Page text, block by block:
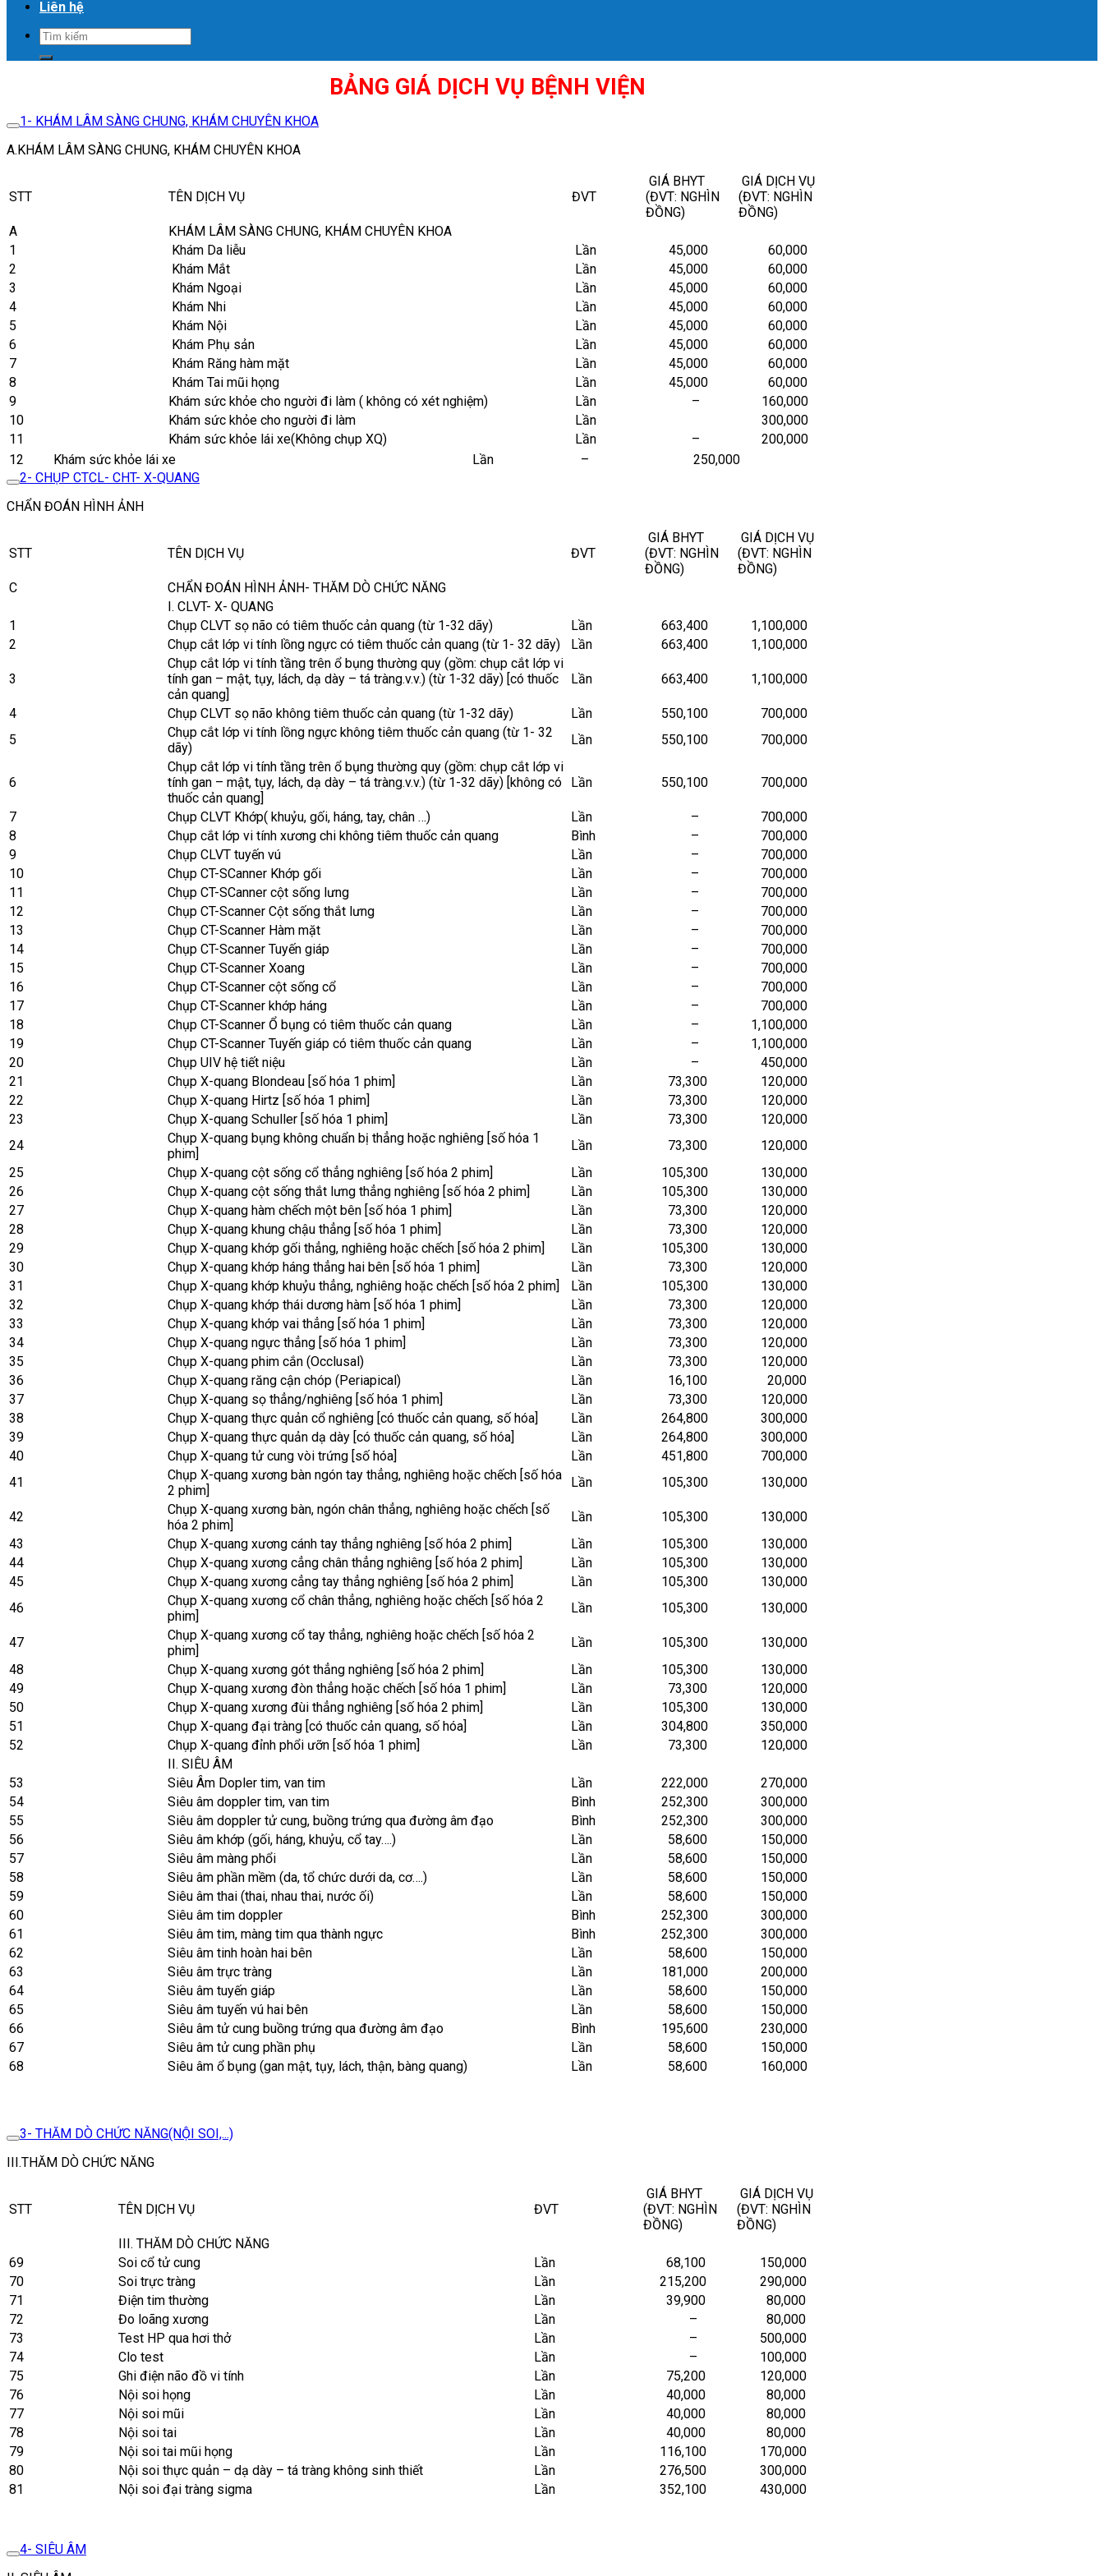
Liên hệ
BẢNG GIÁ DỊCH VỤ BỆNH VIỆN
1- KHÁM LÂM SÀNG CHUNG, KHÁM CHUYÊN KHOA
A.KHÁM LÂM SÀNG CHUNG, KHÁM CHUYÊN KHOA
STT TÊN DỊCH VỤ ĐVT
GIÁ BHYT
(ĐVT: NGHÌN
ĐỒNG)
GIÁ DỊCH VỤ
(ĐVT: NGHÌN
ĐỒNG)
A
KHÁM LÂM SÀNG CHUNG, KHÁM CHUYÊN KHOA
1
Khám Da liễu Lần 45,000
60,000
2
Khám Mắt Lần 45,000
60,000
3
Khám Ngoại Lần 45,000
60,000
4
Khám Nhi Lần 45,000
60,000
5
Khám Nội Lần 45,000
60,000
6
Khám Phụ sản Lần 45,000
60,000
7
Khám Răng hàm mặt Lần 45,000
60,000
8
Khám Tai mũi họng Lần 45,000
60,000
9
Khám sức khỏe cho người đi làm ( không có xét nghiệm) Lần –
160,000
10
Khám sức khỏe cho người đi làm Lần
300,000
11
Khám sức khỏe lái xe(Không chụp XQ) Lần –
200,000
12
Khám sức khỏe lái xe Lần –
250,000
2- CHỤP CTCL- CHT- X-QUANG
CHẨN ĐOÁN HÌNH ẢNH
STT TÊN DỊCH VỤ ĐVT
GIÁ BHYT
(ĐVT: NGHÌN
ĐỒNG)
GIÁ DỊCH VỤ
(ĐVT: NGHÌN
ĐỒNG)
C
CHẨN ĐOÁN HÌNH ẢNH- THĂM DÒ CHỨC NĂNG
I. CLVT- X- QUANG
1
Chụp CLVT sọ não có tiêm thuốc cản quang (từ 1-32 dãy) Lần 663,400
1,100,000
2
Chụp cắt lớp vi tính lồng ngực có tiêm thuốc cản quang (từ 1- 32 dãy) Lần 663,400 1,100,000
3
Chụp cắt lớp vi tính tầng trên ổ bụng thường quy (gồm: chụp cắt lớp vi
tính gan – mật, tụy, lách, dạ dày – tá tràng.v.v.) (từ 1-32 dãy) [có thuốc
cản quang]
Lần 663,400 1,100,000
4 Chụp CLVT sọ não không tiêm thuốc cản quang (từ 1-32 dãy) Lần 550,100
700,000
5
Chụp cắt lớp vi tính lồng ngực không tiêm thuốc cản quang (từ 1- 32
dãy)
Lần 550,100 700,000
6
Chụp cắt lớp vi tính tầng trên ổ bụng thường quy (gồm: chụp cắt lớp vi
tính gan – mật, tụy, lách, dạ dày – tá tràng.v.v.) (từ 1-32 dãy) [không có
thuốc cản quang]
Lần 550,100 700,000
7 Chụp CLVT Khớp( khuỷu, gối, háng, tay, chân …) Lần –
700,000
8
Chụp cắt lớp vi tính xương chi không tiêm thuốc cản quang Bình –
700,000
9
Chụp CLVT tuyến vú Lần –
700,000
10
Chụp CT-SCanner Khớp gối Lần –
700,000
11
Chụp CT-SCanner cột sống lưng Lần –
700,000
12
Chụp CT-Scanner Cột sống thắt lưng Lần –
700,000
13
Chụp CT-Scanner Hàm mặt Lần –
700,000
14
Chụp CT-Scanner Tuyến giáp Lần –
700,000
15
Chụp CT-Scanner Xoang Lần –
700,000
16
Chụp CT-Scanner cột sống cổ Lần –
700,000
17
Chụp CT-Scanner khớp háng Lần –
700,000
18
Chụp CT-Scanner Ổ bụng có tiêm thuốc cản quang Lần –
1,100,000
19
Chụp CT-Scanner Tuyến giáp có tiêm thuốc cản quang Lần –
1,100,000
20
Chụp UIV hệ tiết niệu Lần –
450,000
21
Chụp X-quang Blondeau [số hóa 1 phim] Lần 73,300
120,000
22
Chụp X-quang Hirtz [số hóa 1 phim] Lần 73,300
120,000
23
Chụp X-quang Schuller [số hóa 1 phim] Lần 73,300
120,000
24
Chụp X-quang bụng không chuẩn bị thẳng hoặc nghiêng [số hóa 1
phim]
Lần 73,300
120,000
25
Chụp X-quang cột sống cổ thẳng nghiêng [số hóa 2 phim] Lần 105,300
130,000
26
Chụp X-quang cột sống thắt lưng thẳng nghiêng [số hóa 2 phim] Lần 105,300
130,000
27
Chụp X-quang hàm chếch một bên [số hóa 1 phim] Lần 73,300
120,000
28
Chụp X-quang khung chậu thẳng [số hóa 1 phim] Lần 73,300
120,000
29
Chụp X-quang khớp gối thẳng, nghiêng hoặc chếch [số hóa 2 phim] Lần 105,300
130,000
30
Chụp X-quang khớp háng thẳng hai bên [số hóa 1 phim] Lần 73,300
120,000
31
Chụp X-quang khớp khuỷu thẳng, nghiêng hoặc chếch [số hóa 2 phim] Lần 105,300
130,000
32
Chụp X-quang khớp thái dương hàm [số hóa 1 phim] Lần 73,300
120,000
33
Chụp X-quang khớp vai thẳng [số hóa 1 phim] Lần 73,300
120,000
34
Chụp X-quang ngực thẳng [số hóa 1 phim] Lần 73,300
120,000
35
Chụp X-quang phim cắn (Occlusal) Lần 73,300
120,000
36
Chụp X-quang răng cận chóp (Periapical) Lần 16,100
20,000
37
Chụp X-quang sọ thẳng/nghiêng [số hóa 1 phim] Lần 73,300
120,000
38
Chụp X-quang thực quản cổ nghiêng [có thuốc cản quang, số hóa] Lần 264,800
300,000
39
Chụp X-quang thực quản dạ dày [có thuốc cản quang, số hóa] Lần 264,800
300,000
40
Chụp X-quang tử cung vòi trứng [số hóa] Lần 451,800
700,000
41
Chụp X-quang xương bàn ngón tay thẳng, nghiêng hoặc chếch [số hóa
2 phim]
Lần 105,300 130,000
42
Chụp X-quang xương bàn, ngón chân thẳng, nghiêng hoặc chếch [số
hóa 2 phim]
Lần 105,300
130,000
43
Chụp X-quang xương cánh tay thẳng nghiêng [số hóa 2 phim] Lần 105,300
130,000
44
Chụp X-quang xương cẳng chân thẳng nghiêng [số hóa 2 phim] Lần 105,300
130,000
45
Chụp X-quang xương cẳng tay thẳng nghiêng [số hóa 2 phim] Lần 105,300
130,000
46
Chụp X-quang xương cổ chân thẳng, nghiêng hoặc chếch [số hóa 2
phim]
Lần 105,300 130,000
47
Chụp X-quang xương cổ tay thẳng, nghiêng hoặc chếch [số hóa 2
phim]
Lần 105,300
130,000
48
Chụp X-quang xương gót thẳng nghiêng [số hóa 2 phim] Lần 105,300
130,000
49
Chụp X-quang xương đòn thẳng hoặc chếch [số hóa 1 phim] Lần 73,300
120,000
50
Chụp X-quang xương đùi thẳng nghiêng [số hóa 2 phim] Lần 105,300
130,000
51
Chụp X-quang đại tràng [có thuốc cản quang, số hóa] Lần 304,800
350,000
52
Chụp X-quang đỉnh phổi ưỡn [số hóa 1 phim] Lần 73,300
120,000
II. SIÊU ÂM
53
Siêu Âm Dopler tim, van tim Lần 222,000
270,000
54
Siêu âm doppler tim, van tim Bình 252,300
300,000
55
Siêu âm doppler tử cung, buồng trứng qua đường âm đạo Bình 252,300
300,000
56
Siêu âm khớp (gối, háng, khuỷu, cổ tay….) Lần 58,600
150,000
57
Siêu âm màng phổi Lần 58,600
150,000
58
Siêu âm phần mềm (da, tổ chức dưới da, cơ….) Lần 58,600
150,000
59
Siêu âm thai (thai, nhau thai, nước ối) Lần 58,600
150,000
60
Siêu âm tim doppler Bình 252,300
300,000
61
Siêu âm tim, màng tim qua thành ngực Bình 252,300
300,000
62
Siêu âm tinh hoàn hai bên Lần 58,600
150,000
63
Siêu âm trực tràng Lần 181,000
200,000
64
Siêu âm tuyến giáp Lần 58,600
150,000
65
Siêu âm tuyến vú hai bên Lần 58,600
150,000
66
Siêu âm tử cung buồng trứng qua đường âm đạo Bình 195,600
230,000
67
Siêu âm tử cung phần phụ Lần 58,600
150,000
68
Siêu âm ổ bụng (gan mật, tụy, lách, thận, bàng quang) Lần 58,600 160,000
3- THĂM DÒ CHỨC NĂNG(NỘI SOI,...)
III.THĂM DÒ CHỨC NĂNG
STT TÊN DỊCH VỤ ĐVT
GIÁ BHYT
(ĐVT: NGHÌN
ĐỒNG)
GIÁ DỊCH VỤ
(ĐVT: NGHÌN
ĐỒNG)
III. THĂM DÒ CHỨC NĂNG
69
Soi cổ tử cung Lần 68,100
150,000
70
Soi trực tràng Lần 215,200
290,000
71
Điện tim thường Lần 39,900
80,000
72
Đo loãng xương Lần –
80,000
73
Test HP qua hơi thở Lần –
500,000
74
Clo test Lần –
100,000
75
Ghi điện não đồ vi tính Lần 75,200
120,000
76
Nội soi họng Lần 40,000
80,000
77
Nội soi mũi Lần 40,000
80,000
78
Nội soi tai Lần 40,000
80,000
79
Nội soi tai mũi họng Lần 116,100
170,000
80
Nội soi thực quản – dạ dày – tá tràng không sinh thiết Lần 276,500
300,000
81
Nội soi đại tràng sigma Lần 352,100 430,000
4- SIÊU ÂM